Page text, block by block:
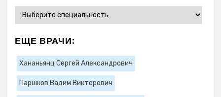
ЕЩЕ ВРАЧИ:
Хананьянц Сергей Александрович
Паршков Вадим Викторович